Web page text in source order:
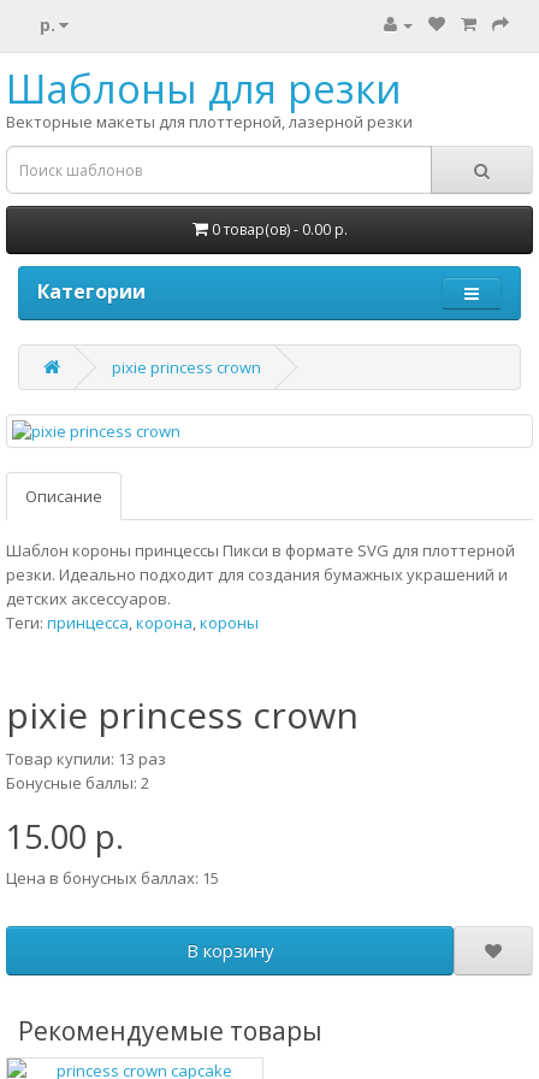
р.
Шаблоны для резки
Векторные макеты для плоттерной, лазерной резки
0 товар(ов) - 0.00 р.
Категории
pixie princess crown
Описание
Шаблон короны принцессы Пикси в формате SVG для плоттерной
резки. Идеально подходит для создания бумажных украшений и
детских аксессуаров.
Теги: принцесса,корона,короны
pixie princess crown
Товар купили: 13 раз
Бонусные баллы: 2
15.00 р.
Цена в бонусных баллах: 15
В корзину
Рекомендуемые товары